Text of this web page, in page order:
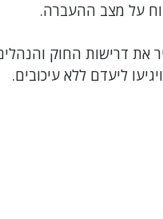
על מצב ההעברה.
את דרישות החוק
ליעדם ללא עיכובים.